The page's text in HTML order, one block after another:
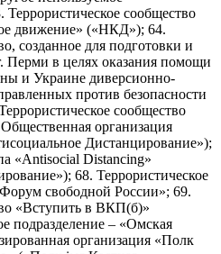
сообщество
движение» («НКД»); 64.
созданное для подготовки и
Перми в целях оказания помощи
и Украине диверсионно-
против безопасности
сообщество
организация
Дистанцирование»);
«Antisocial Distancing»
68. Террористическое
свободной России»; 69.
«Вступить в ВКП(б)»
подразделение – «Омская
организация «Полк